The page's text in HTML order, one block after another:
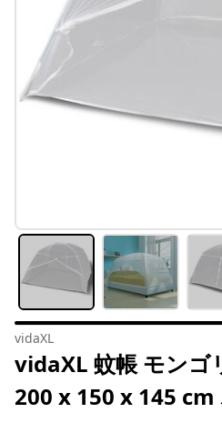
vidaXL
vidaXL 蚊帳 モンゴ
200 x 150 x 145 cm